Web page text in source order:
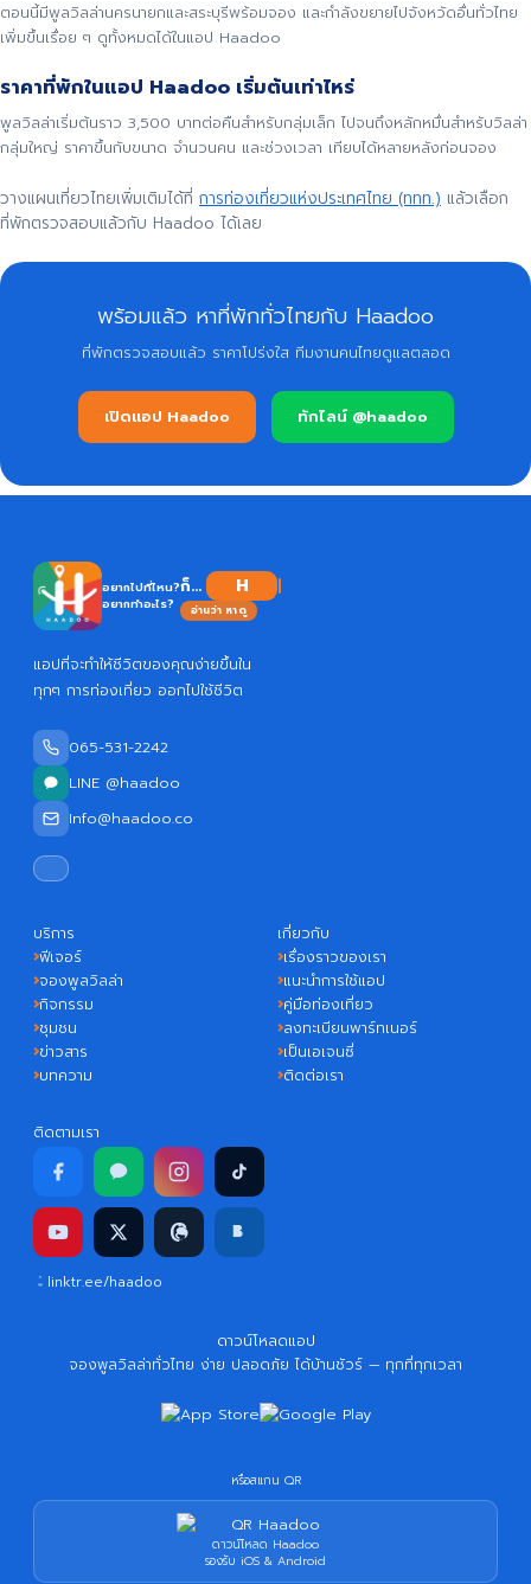
ตอนนี้มีพูลวิลล่านครนายกและสระบุรีพร้อมจอง และกำลังขยายไปจังหวัดอื่นทั่วไทย
เพิ่มขึ้นเรื่อย ๆ ดูทั้งหมดได้ในแอป Haadoo
ราคาที่พักในแอป Haadoo เริ่มต้นเท่าไหร่
พูลวิลล่าเริ่มต้นราว 3,500 บาทต่อคืนสำหรับกลุ่มเล็ก ไปจนถึงหลักหมื่นสำหรับวิลล่า
กลุ่มใหญ่ ราคาขึ้นกับขนาด จำนวนคน และช่วงเวลา เทียบได้หลายหลังก่อนจอง
วางแผนเที่ยวไทยเพิ่มเติมได้ที่ การท่องเที่ยวแห่งประเทศไทย (ททท.) แล้วเลือก
ที่พักตรวจสอบแล้วกับ Haadoo ได้เลย
พร้อมแล้ว หาที่พักทั่วไทยกับ Haadoo
ที่พักตรวจสอบแล้ว ราคาโปร่งใส ทีมงานคนไทยดูแลตลอด
เปิดแอป Haadoo ทักไลน์ @haadoo
อยากไปที่ไหน?
อยากทำอะไร?
ก็...
อ่านว่า หาดู
แอปที่จะทำให้ชีวิตของคุณง่ายขึ้นใน
ทุกๆ การท่องเที่ยว ออกไปใช้ชีวิต
065-531-2242
LINE @haadoo
Info@haadoo.co
บริการ
ฟีเจอร์
จองพูลวิลล่า
กิจกรรม
ชุมชน
ข่าวสาร
บทความ
เกี่ยวกับ
เรื่องราวของเรา
แนะนำการใช้แอป
คู่มือท่องเที่ยว
ลงทะเบียนพาร์ทเนอร์
เป็นเอเจนซี่
ติดต่อเรา
ติดตามเรา
linktr.ee/haadoo
ดาวน์โหลดแอป
จองพูลวิลล่าทั่วไทย ง่าย ปลอดภัย ได้บ้านชัวร์ — ทุกที่ทุกเวลา
หรือสแกน QR
ดาวน์โหลด Haadoo
รองรับ iOS & Android